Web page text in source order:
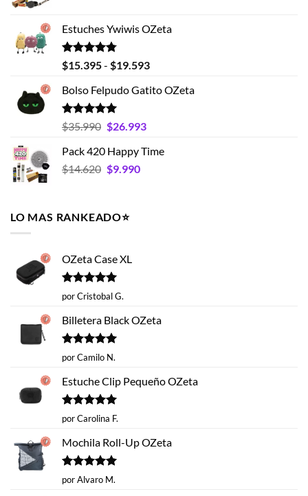
era:
$25.990.
es:
Estuches Ywiwis OZeta
Valorado
con
de 5
$15.395- $19.593Rango
precios:
$19.593
Bolso Felpudo Gatito OZeta
Valorado
con
de 5
$35.990 El
original
era:
$26.993El
actual
Pack 420 Happy Time
$14.620 El
era:
$14.620.
$9.990El
LO MAS RANKEADO⭐️
OZeta Case XL
Valorado
con
por Cristobal G.
Billetera Black OZeta
Valorado
con
por Camilo N.
Estuche Clip Pequeño OZeta
Valorado
con
por Carolina F.
Mochila Roll-Up OZeta
Valorado
con
por Alvaro M.